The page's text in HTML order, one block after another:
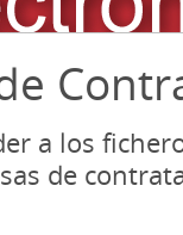
a los
de